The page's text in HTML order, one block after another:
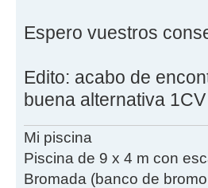
Espero vuestros
Edito: acabo de
buena alternativa
Mi piscina
Piscina de 9 x 4 m con
Bromada (banco de